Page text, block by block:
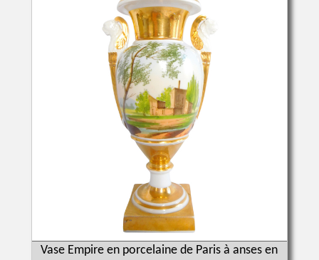
Vase Empire en porcelaine de Paris à anses en